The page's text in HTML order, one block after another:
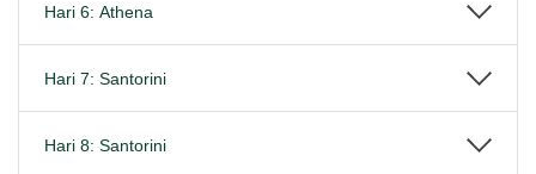
Hari 6: Athena
Hari 7: Santorini
Hari 8: Santorini